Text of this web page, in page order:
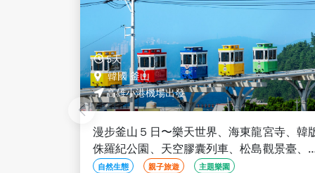
5天
韓國 釜山
高雄小港機場出發
漫步釜山５日〜樂天世界、海東龍宮寺、韓
侏羅紀公園、天空膠囊列車、松島觀景臺、
川洞彩繪文化村、穿韓服體驗-高雄出發
自然生態 親子旅遊 主題樂園